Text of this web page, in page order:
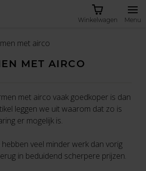
Winkelwagen Menu
met airco
MET AIRCO
met airco vaak goedkoper is dan
leggen we uit waarom dat zo is
er mogelijk is.
veel minder werk dan vorig
in beduidend scherpere prijzen.